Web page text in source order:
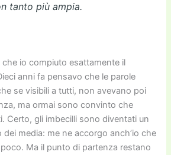
tanto più ampia.
io compiuto esattamente il
anni fa pensavo che le parole
se visibili a tutti, non avevano poi
ma ormai sono convinto che
Certo, gli imbecilli sono diventati un
media: me ne accorgo anch’io che
Ma il punto di partenza restano